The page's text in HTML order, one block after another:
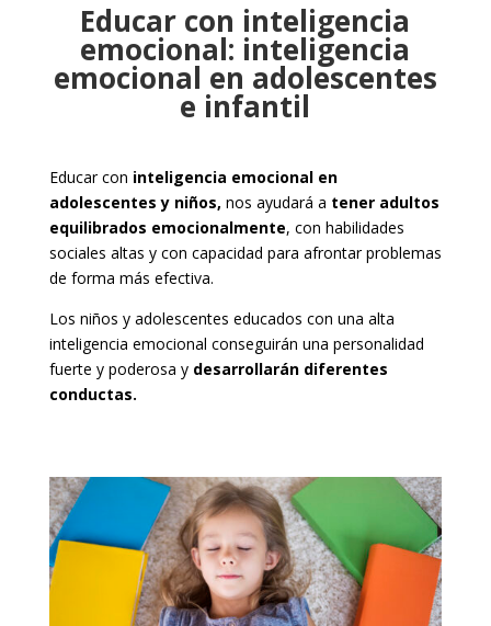
Educar con inteligencia
emocional: inteligencia
emocional en adolescentes
e infantil
Educar con inteligencia emocional en
adolescentes y niños, nos ayudará a tener adultos
equilibrados emocionalmente, con habilidades
sociales altas y con capacidad para afrontar problemas
de forma más efectiva.
Los niños y adolescentes educados con una alta
inteligencia emocional conseguirán una personalidad
fuerte y poderosa y desarrollarán diferentes
conductas.